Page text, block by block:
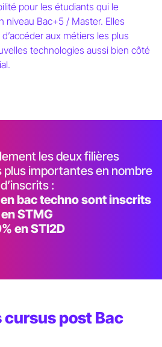
pour les étudiants qui le
niveau Bac+5 / Master. Elles
aux métiers les plus
technologies aussi bien côté
les deux filières
importantes en nombre
d’inscrits :
bac techno sont inscrits
en STMG
en STI2D
post Bac